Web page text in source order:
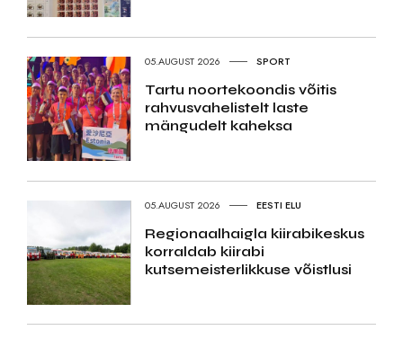
05.AUGUST 2026 SPORT
Tartu noortekoondis võitis
rahvusvahelistelt laste
mängudelt kaheksa
05.AUGUST 2026 EESTI ELU
Regionaalhaigla kiirabikeskus
korraldab kiirabi
kutsemeisterlikkuse võistlusi